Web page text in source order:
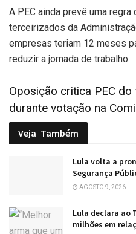
A PEC ainda prevê uma
terceirizados da
empresas teriam 12 meses
reduzir a jornada de trabalho.
Oposição critica PEC do
durante votação na
Veja Também
Lula volta a
Segurança
AGOSTO 9, 2026
Lula declara ao
milhões em